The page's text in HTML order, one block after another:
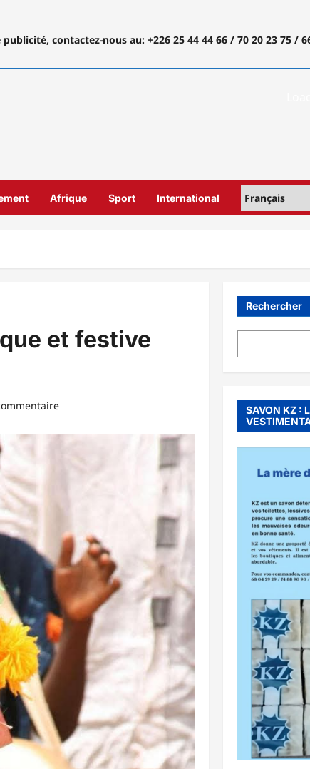
publicité, contactez-nous au: +226 25 44 44 66 / 70 20 23 75 /
Afrique Sport International
et festive
Rechercher
SAVON KZ :